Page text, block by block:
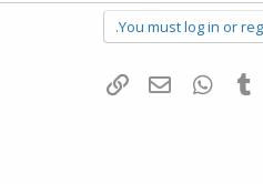
You must log in or
Pinterest
Tumblr
WhatsAppדואר אלקטרוני